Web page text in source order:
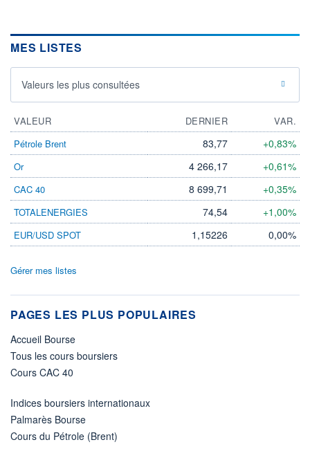
MES LISTES
Valeurs les plus consultées
VALEUR DERNIER
VAR.
Pétrole Brent
83,77 +0,83%
Or 4 266,17 +0,61%
CAC 40 8 699,71 +0,35%
TOTALENERGIES 74,54 +1,00%
EUR/USD SPOT 1,15226 0,00%
Gérer mes listes
PAGES LES PLUS POPULAIRES
Accueil Bourse
Tous les cours boursiers
Cours CAC 40
Indices boursiers internationaux
Palmarès Bourse
Cours du Pétrole (Brent)